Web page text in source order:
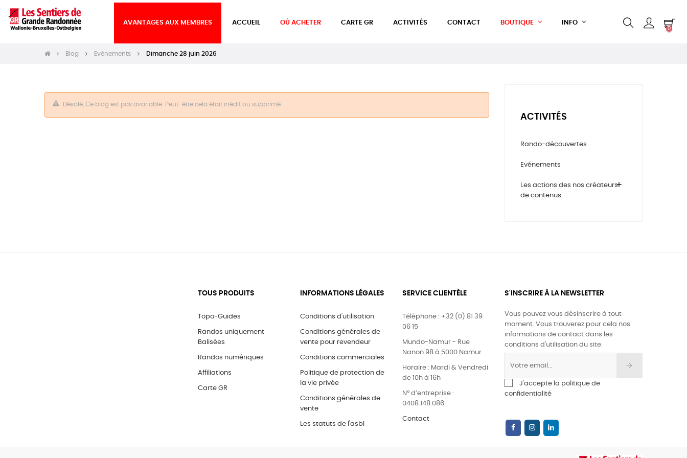
AVANTAGES AUX MEMBRES ACCUEIL OÙ ACHETER CARTE GR ACTIVITÉS CONTACT BOUTIQUE INFO
0
Blog Evénements Dimanche 28 juin 2026
Désolé, Ce blog est pas avariable. Peut-être cela était inédit ou supprimé.
ACTIVITÉS
Rando-découvertes
Evénements
Les actions des nos créateurs
de contenus
add
TOUS PRODUITS
Topo-Guides
Randos uniquement
Balisées
Randos numériques
Affiliations
Carte GR
INFORMATIONS LÉGALES
Conditions d'utilisation
Conditions générales de
vente pour revendeur
Conditions commerciales
Politique de protection de
la vie privée
Conditions générales de
vente
Les statuts de l'asbl
SERVICE CLIENTÈLE
Téléphone : +32 (0) 81 39
06 15
Mundo-Namur - Rue
Nanon 98 à 5000 Namur
Horaire : Mardi & Vendredi
de 10h à 16h
N° d’entreprise :
0408.148.086
Contact
S'INSCRIRE À LA NEWSLETTER
Vous pouvez vous désinscrire à tout
moment. Vous trouverez pour cela nos
informations de contact dans les
conditions d'utilisation du site.
J'accepte la politique de
confidentialité